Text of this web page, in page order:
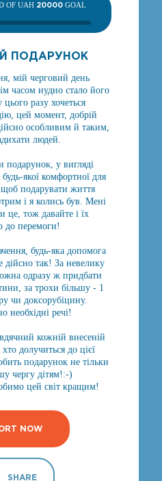
OF UAH 20000GOAL
ПОДАРУНОК
мій черговий день
часом нудно стало його
разу хочеться
цей момент, добрій
особливим й таким,
людей.
подарунок, у вигляді
якої комфортної для
подарувати життя
і я колись був. Мені
це, тож давайте і їх
до перемоги!
будь-яка допомога
дійсно так! За невелику
одразу ж придбати
за трохи більшу - 1
чи доксорубіцину.
необхідні речі!
кожній внесеній
долучиться до цієї
подарунок не тільки
чергу дітям!:-)
цей світ кращим!
NOW
SHARE